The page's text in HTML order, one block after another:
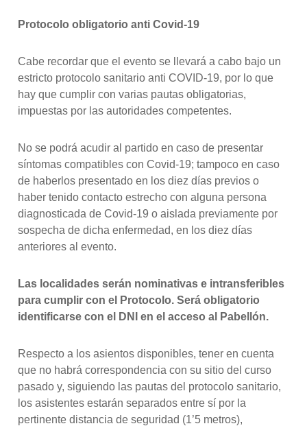
Protocolo obligatorio anti Covid-19
Cabe recordar que el evento se llevará a cabo bajo un
estricto protocolo sanitario anti COVID-19, por lo que
hay que cumplir con varias pautas obligatorias,
impuestas por las autoridades competentes.
No se podrá acudir al partido en caso de presentar
síntomas compatibles con Covid-19; tampoco en caso
de haberlos presentado en los diez días previos o
haber tenido contacto estrecho con alguna persona
diagnosticada de Covid-19 o aislada previamente por
sospecha de dicha enfermedad, en los diez días
anteriores al evento.
Las localidades serán nominativas e intransferibles
para cumplir con el Protocolo. Será obligatorio
identificarse con el DNI en el acceso al Pabellón.
Respecto a los asientos disponibles, tener en cuenta
que no habrá correspondencia con su sitio del curso
pasado y, siguiendo las pautas del protocolo sanitario,
los asistentes estarán separados entre sí por la
pertinente distancia de seguridad (1’5 metros),